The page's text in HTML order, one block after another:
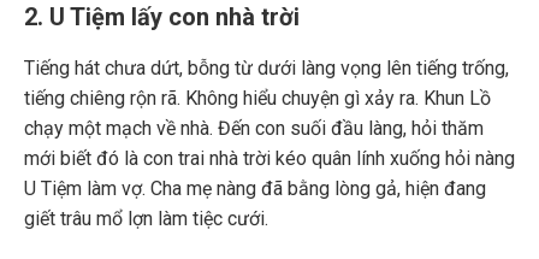
2. U Tiệm lấy con nhà trời
Tiếng hát chưa dứt, bỗng từ dưới làng vọng lên tiếng trống,
tiếng chiêng rộn rã. Không hiểu chuyện gì xảy ra. Khun Lồ
chạy một mạch về nhà. Đến con suối đầu làng, hỏi thăm
mới biết đó là con trai nhà trời kéo quân lính xuống hỏi nàng
U Tiệm làm vợ. Cha mẹ nàng đã bằng lòng gả, hiện đang
giết trâu mổ lợn làm tiệc cưới.